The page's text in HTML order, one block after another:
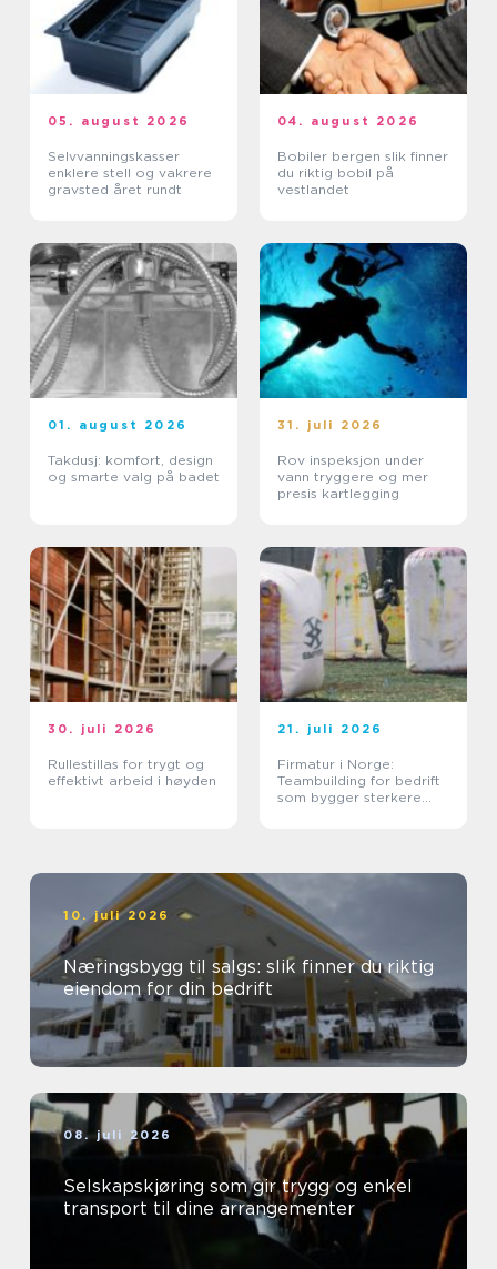
05. august 2026
Selvvanningskasser
enklere stell og vakrere
gravsted året rundt
04. august 2026
Bobiler bergen slik finner
du riktig bobil på
vestlandet
01. august 2026
Takdusj: komfort, design
og smarte valg på badet
31. juli 2026
Rov inspeksjon under
vann tryggere og mer
presis kartlegging
30. juli 2026
Rullestillas for trygt og
effektivt arbeid i høyden
21. juli 2026
Firmatur i Norge:
Teambuilding for bedrift
som bygger sterkere
10. juli 2026
Næringsbygg til salgs: slik finner du riktig
eiendom for din bedrift
08. juli 2026
Selskapskjøring som gir trygg og enkel
transport til dine arrangementer